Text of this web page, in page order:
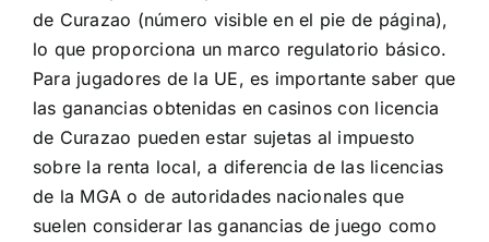
de Curazao (número visible en el pie de página),
lo que proporciona un marco regulatorio básico.
Para jugadores de la UE, es importante saber que
las ganancias obtenidas en casinos con licencia
de Curazao pueden estar sujetas al impuesto
sobre la renta local, a diferencia de las licencias
de la MGA o de autoridades nacionales que
suelen considerar las ganancias de juego como